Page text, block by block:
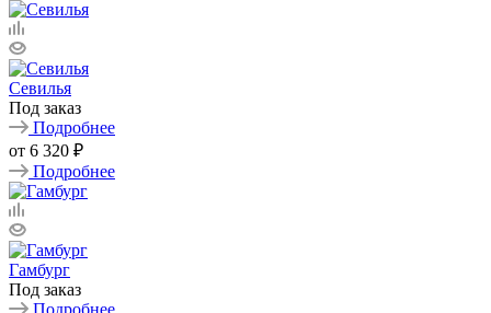
Севилья
Под заказ
Подробнее
от 6 320 ₽
Подробнее
Гамбург
Под заказ
Подробнее